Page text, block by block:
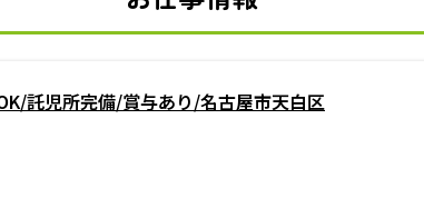
託児所完備/賞与あり/名古屋市天白区